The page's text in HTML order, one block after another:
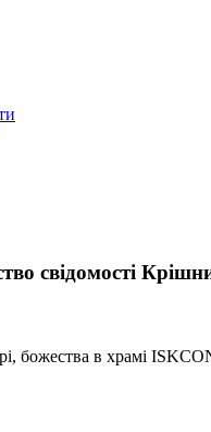
свідомості